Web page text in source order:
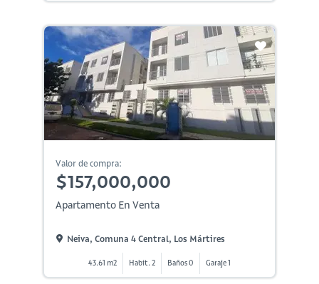
Valor de compra:
$157,000,000
Apartamento En Venta
Neiva, Comuna 4 Central, Los Mártires
43.61 m2 Habit. 2 Baños 0 Garaje 1